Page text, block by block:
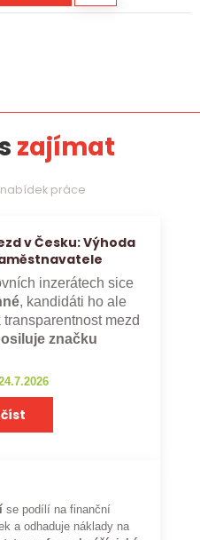
zajímat
nabídek práce
v Česku: Výhoda
inzerátech sice
, kandidáti ho ale
mezd
značku
se podílí na finanční
a odhaduje náklady na